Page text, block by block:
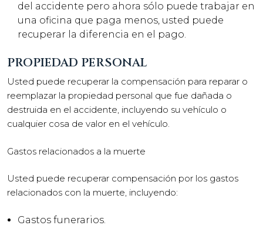
del accidente pero ahora sólo puede trabajar en
una oficina que paga menos, usted puede
recuperar la diferencia en el pago.
PROPIEDAD PERSONAL
Usted puede recuperar la compensación para reparar o
reemplazar la propiedad personal que fue dañada o
destruida en el accidente, incluyendo su vehículo o
cualquier cosa de valor en el vehículo.
Gastos relacionados a la muerte
Usted puede recuperar compensación por los gastos
relacionados con la muerte, incluyendo:
Gastos funerarios.